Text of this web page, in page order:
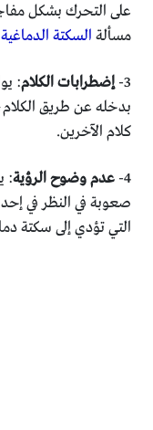
على التحرك بشكل
مسألة السكتة الدماغية
3- إضطرابات الكلام:
بدخله عن طريق
كلام الآخرين.
4- عدم وضوح الرؤية:
صعوبة في النظر في
التي تؤدي إلى سكتة